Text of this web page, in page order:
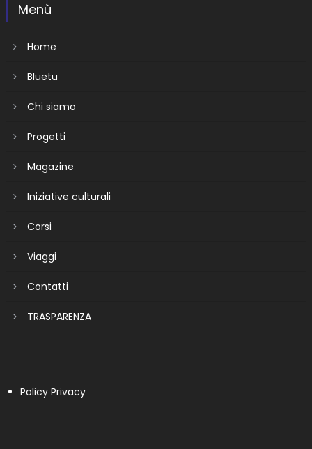
Menù
Home
Bluetu
Chi siamo
Progetti
Magazine
Iniziative culturali
Corsi
Viaggi
Contatti
TRASPARENZA
Policy Privacy